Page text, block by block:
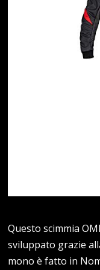
Questo scimmia
sviluppato grazie
mono è fatto in